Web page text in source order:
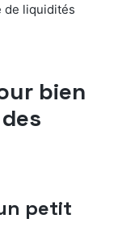
de liquidités
bien
petit